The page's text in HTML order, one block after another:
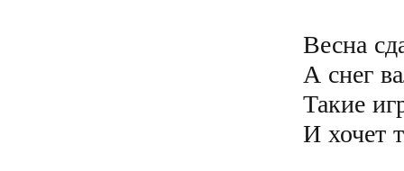
Весна
А снег
Такие
И хочет